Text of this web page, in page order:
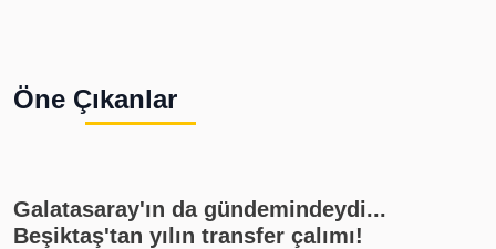
Öne Çıkanlar
Galatasaray'ın da gündemindeydi...
Beşiktaş'tan yılın transfer çalımı!